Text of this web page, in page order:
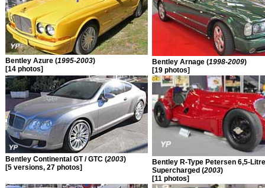
Bentley Azure (1995-2003)
[14 photos]
Bentley Arnage (1998-2009)
[19 photos]
Bentley Continental GT / GTC (2003)
[5 versions, 27 photos]
Bentley R-Type Petersen 6,5-Litre
Supercharged (2003)
[11 photos]